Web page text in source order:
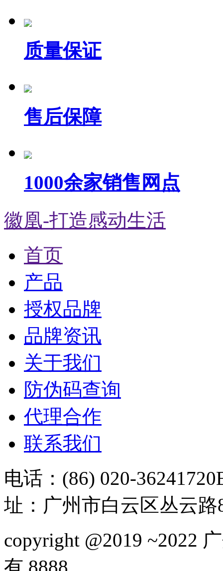
质量保证
售后保障
1000余家销售网点
徽凰-打造感动生活
首页
产品
授权品牌
品牌资讯
关于我们
防伪码查询
代理合作
联系我们
电话：(86) 020-36241720
址：广州市白云区丛云
copyright @2019 ~2022
有 8888